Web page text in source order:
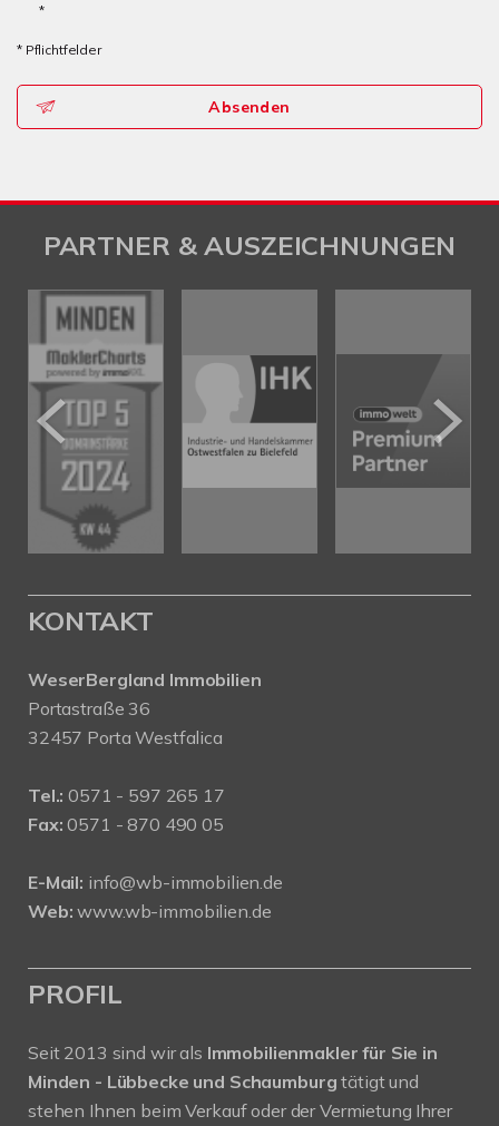
*
* Pflichtfelder
Absenden
PARTNER & AUSZEICHNUNGEN
KONTAKT
WeserBergland Immobilien
Portastraße 36
32457 Porta Westfalica
Tel.: 0571 - 597 265 17
Fax: 0571 - 870 490 05
E-Mail: info@wb-immobilien.de
Web: www.wb-immobilien.de
PROFIL
Seit 2013 sind wir als Immobilienmakler für Sie in
Minden - Lübbecke und Schaumburgtätigt und
stehen Ihnen beim Verkauf oder der Vermietung Ihrer